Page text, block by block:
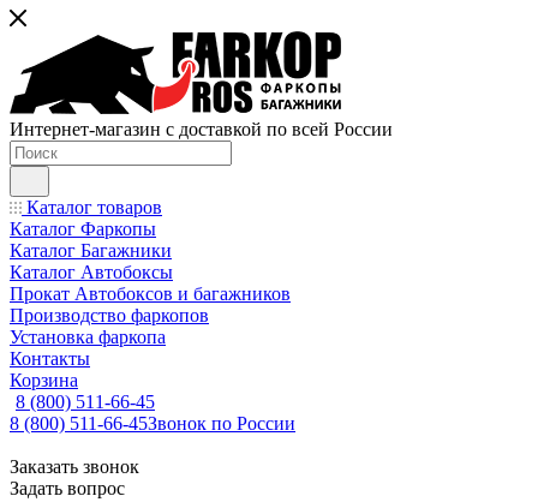
Интернет-магазин с доставкой по всей России
Каталог товаров
Каталог Фаркопы
Каталог Багажники
Каталог Автобоксы
Прокат Автобоксов и багажников
Производство фаркопов
Установка фаркопа
Контакты
Корзина
8 (800) 511-66-45
8 (800) 511-66-45Звонок по России
Заказать звонок
Задать вопрос